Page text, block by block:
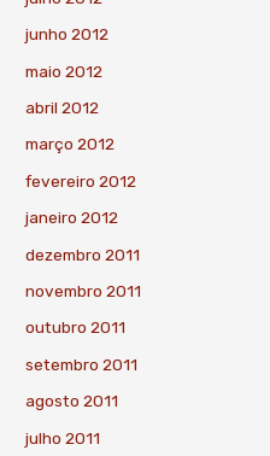
junho 2012
maio 2012
abril 2012
março 2012
fevereiro 2012
janeiro 2012
dezembro 2011
novembro 2011
outubro 2011
setembro 2011
agosto 2011
julho 2011